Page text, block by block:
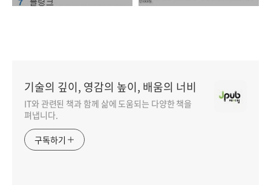
기술의 깊이, 영감의 높이, 배움의 너비
IT와 관련된 책과 함께 삶에 도움되는 다양한 책을
펴냅니다.
구독하기